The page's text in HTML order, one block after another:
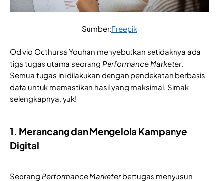
Sumber:Freepik
Odivio Octhursa Youhan menyebutkan setidaknya ada
tiga tugas utama seorang Performance Marketer.
Semua tugas ini dilakukan dengan pendekatan berbasis
data untuk memastikan hasil yang maksimal. Simak
selengkapnya, yuk!
1. Merancang dan Mengelola Kampanye
Digital
Seorang Performance Marketerbertugas menyusun